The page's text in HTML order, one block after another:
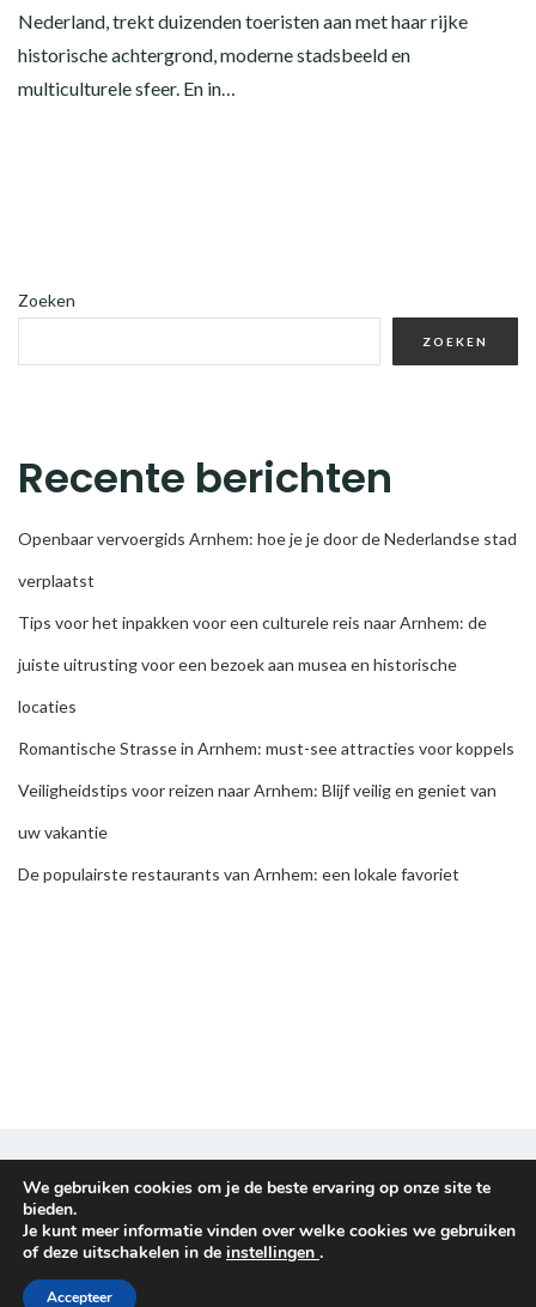
Nederland, trekt duizenden toeristen aan met haar rijke
historische achtergrond, moderne stadsbeeld en
multiculturele sfeer. En in…
Zoeken
ZOEKEN
Recente berichten
Openbaar vervoergids Arnhem: hoe je je door de Nederlandse stad
verplaatst
Tips voor het inpakken voor een culturele reis naar Arnhem: de
juiste uitrusting voor een bezoek aan musea en historische
locaties
Romantische Strasse in Arnhem: must-see attracties voor koppels
Veiligheidstips voor reizen naar Arnhem: Blijf veilig en geniet van
uw vakantie
De populairste restaurants van Arnhem: een lokale favoriet
Copyright © 2026 Reisplanners. All rights reserved.
Proudly powered by
We gebruiken cookies om je de beste ervaring op onze site te
bieden.
Je kunt meer informatie vinden over welke cookies we gebruiken
of deze uitschakelen in de instellingen .
Accepteer